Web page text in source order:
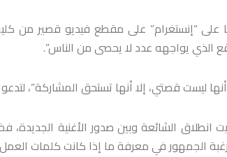
“إنستغرام” على مقطع فيديو قصير من
الذي يواجهه عدد لا يحصى من الناس”.
ليست قصتي، إلا أنها تستحق المشاركة”،
انطلاق الشائعة وبين صدور الأغنية
رغبة الجمهور في معرفة ما إذا كانت كلمات